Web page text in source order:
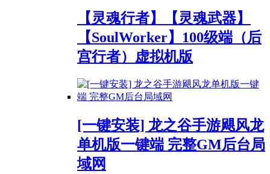
【灵魂行者】【灵魂武器】
【SoulWorker】100级端（后
宫行者）虚拟机版
[一键安装] 龙之谷手游飓风龙
单机版一键端 完整GM后台局
域网